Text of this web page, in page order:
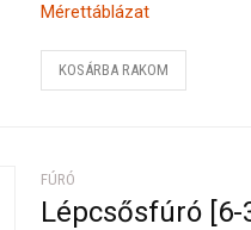
Mérettáblázat
KOSÁRBA RAKOM
FÚRÓ
Lépcsősfúró [6-